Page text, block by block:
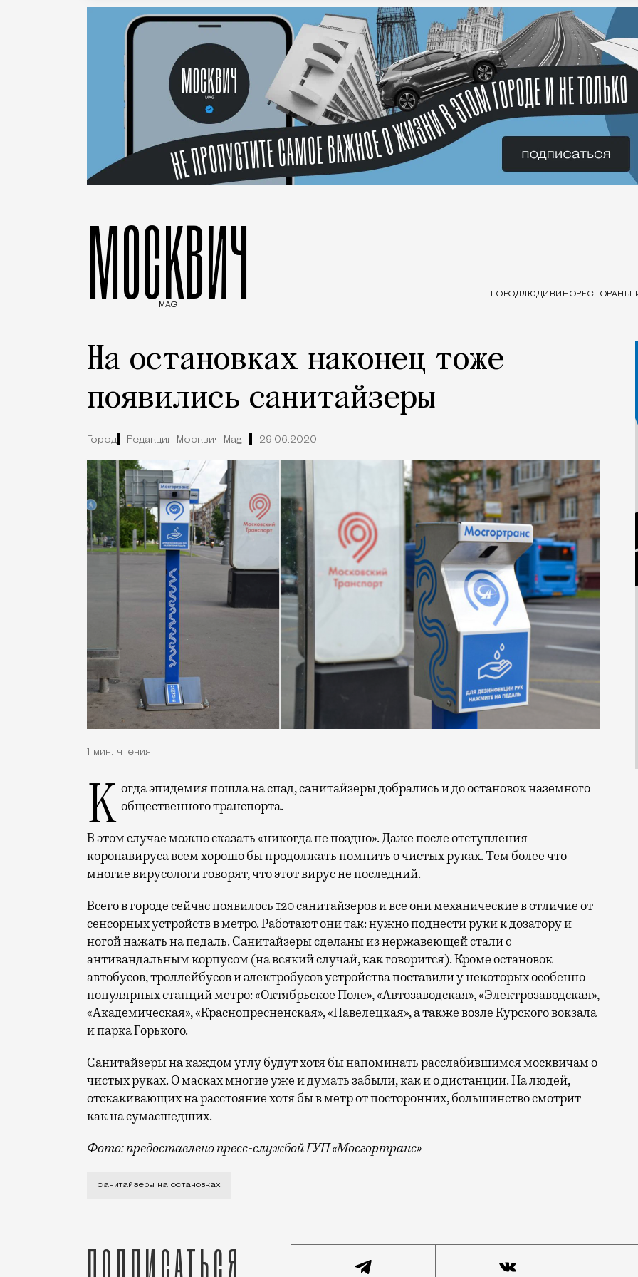
МОСКВИЧ
MAG
ГОРОДЛЮДИ КИНОРЕСТОРАНЫ
На остановках наконец тоже
появились санитайзеры
Город Редакция Москвич Mag 29.06.2020
1 мин. чтения
Когда эпидемия пошла на спад, санитайзеры добрались и до остановок наземного общественного транспорта.
В этом случае можно сказать «никогда не поздно». Даже после отступления
коронавируса всем хорошо бы продолжать помнить о чистых руках. Тем более что
многие вирусологи говорят, что этот вирус не последний.
Всего в городе сейчас появилось 120 санитайзеров и все они механические в отличие от
сенсорных устройств в метро. Работают они так: нужно поднести руки к дозатору и
ногой нажать на педаль. Санитайзеры сделаны из нержавеющей стали с
антивандальным корпусом (на всякий случай, как говорится). Кроме остановок
автобусов, троллейбусов и электробусов устройства поставили у некоторых особенно
популярных станций метро: «Октябрьское Поле», «Автозаводская», «Электрозаводская»,
«Академическая», «Краснопресненская», «Павелецкая», а также возле Курского вокзала
и парка Горького.
Санитайзеры на каждом углу будут хотя бы напоминать расслабившимся москвичам о
чистых руках. О масках многие уже и думать забыли, как и о дистанции. На людей,
отскакивающих на расстояние хотя бы в метр от посторонних, большинство смотрит
как на сумасшедших.
Фото: предоставлено пресс-службой ГУП «Мосгортранс»
Когда эпидемия пошла на спад, санитайзеры добрались и до остановок наземного
санитайзеры на остановках
Подписаться